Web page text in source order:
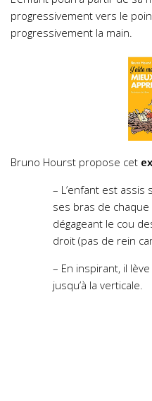
progressivement vers le
progressivement la main.
Bruno Hourst propose cet
– L’enfant est
ses bras de
dégageant le cou
droit (pas de rein
– En inspirant, il
jusqu’à la verticale.